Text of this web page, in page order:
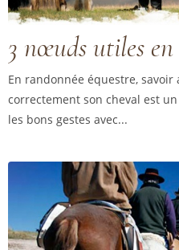
3 nœuds utiles
En randonnée équestre,
correctement son cheval est
les bons gestes avec...